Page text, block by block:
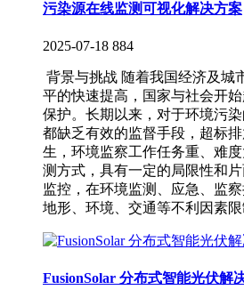
污染源在线监测可视化解决方案
2025-07-18 884
背景与挑战 随着我国经济及城
平的快速提高，国家与社会开
保护。长期以来，对于环境污
都缺乏有效的监督手段，超标
生，环境监察工作任务重、难
测方式，具有一定的局限性和
监控，在环境监测、应急、监
地形、环境、交通等不利因素
FusionSolar 分布式智能光伏解